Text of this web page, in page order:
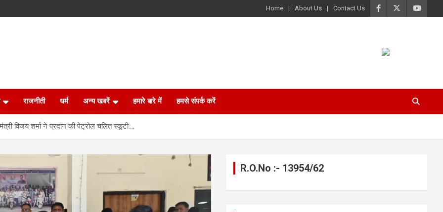
Home About Us Contact Us
राजनीती धर्म अन्य खबरें हमारे बारे में हमसे संपर्क करें
विजय शर्मा ने प्रदान की पेट्रोल चलित स्कूटी….
R.O.No :- 13954/62